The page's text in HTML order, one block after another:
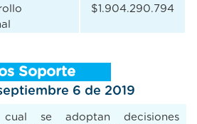
$1.904.290.794
Soporte
6 de 2019
se adoptan decisiones